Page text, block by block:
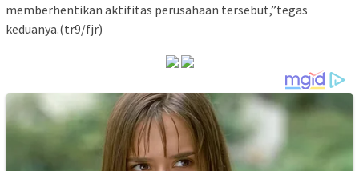
memberhentikan aktifitas perusahaan tersebut,”tegas
keduanya.(tr9/fjr)